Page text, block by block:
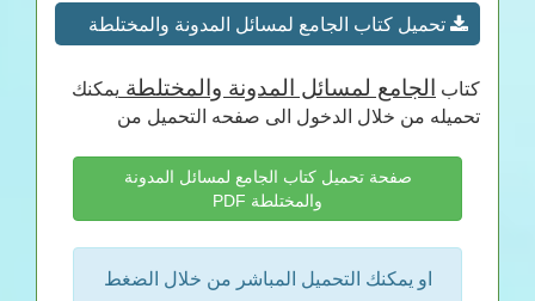
تحميل كتاب الجامع لمسائل المدونة والمختلطة
كتاب الجامع لمسائل المدونة والمختلطة يمكنك
تحميله من خلال الدخول الى صفحه التحميل من
صفحة تحميل كتاب الجامع لمسائل المدونة
والمختلطة PDF
او يمكنك التحميل المباشر من خلال الضغط